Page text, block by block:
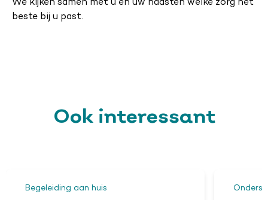
We kijken samen met u en uw naasten welke zorg het
beste bij u past.
Ook interessant
Begeleiding aan huis